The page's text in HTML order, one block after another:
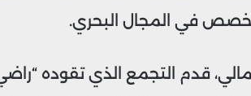
في المجال البحري.
قدم التجمع الذي تقوده